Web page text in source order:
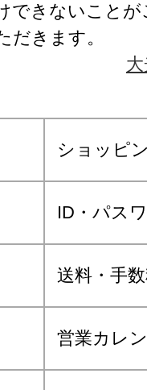
できないこと
だきます。
ショッピ
ID・パス
送料・手
営業カレ